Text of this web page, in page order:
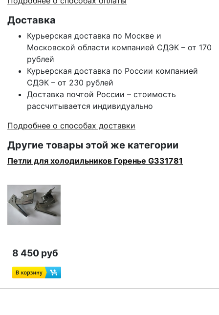
Доставка
Курьерская доставка по Москве и
Московской области компанией СДЭК – от 170
рублей
Курьерская доставка по России компанией
СДЭК – от 230 рублей
Доставка почтой России – стоимость
рассчитывается индивидуально
Подробнее о способах доставки
Другие товары этой же категории
Петли для холодильников Горенье G331781
8 450 руб